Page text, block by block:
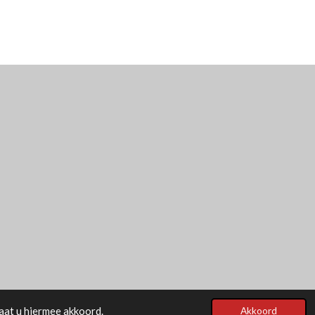
u hiermee akkoord. Akkoord